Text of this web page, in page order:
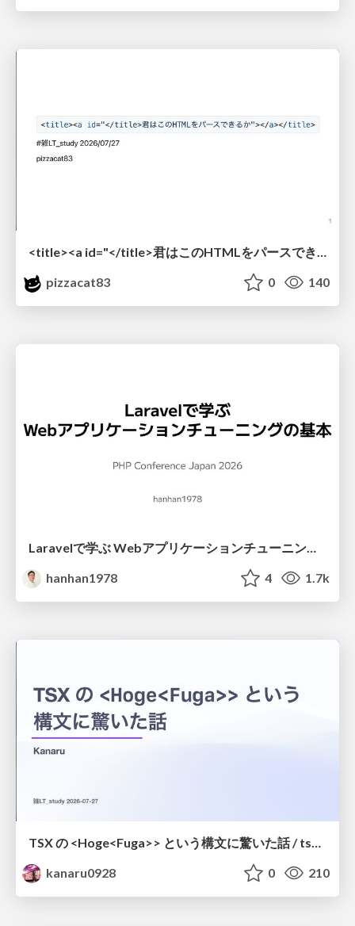
<title><a id="</title>君はこのHTMLをパースできるか"></a></title> #雑LT_study
pizzacat83
0 140
hanhan1978
4 1.7k
TSX の <Hoge<Fuga>> という構文に驚いた話 / tsx-type-argument-syntax
kanaru0928
0 210